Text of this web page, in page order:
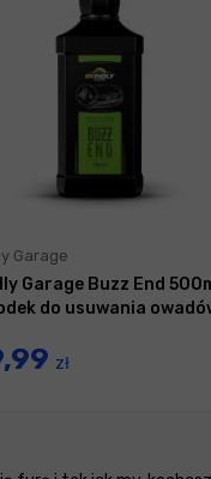
Garage
Garage Buzz End
do usuwania
zł